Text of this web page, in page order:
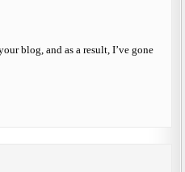
blog, and as a result, I’ve gone